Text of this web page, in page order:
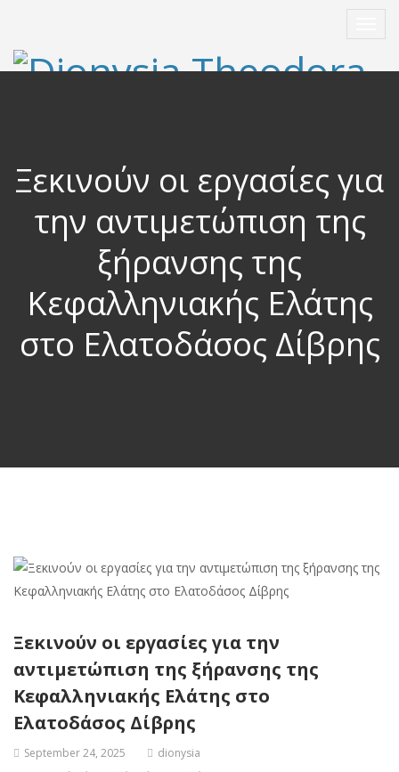
Ξεκινούν οι εργασίες για
την αντιμετώπιση της
ξήρανσης της
Κεφαλληνιακής Ελάτης
στο Ελατοδάσος Δίβρης
Ξεκινούν οι εργασίες για την
αντιμετώπιση της ξήρανσης της
Κεφαλληνιακής Ελάτης στο
Ελατοδάσος Δίβρης
September 24, 2025
dionysia